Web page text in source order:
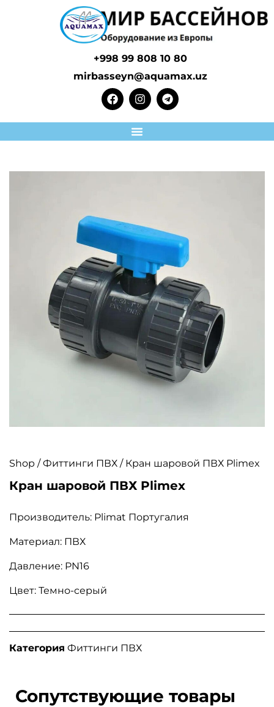
+998 99 808 10 80
mirbasseyn@aquamax.uz
Shop /Фиттинги ПВХ / Кран шаровой ПВХ Plimex
Кран шаровой ПВХ Plimex
Производитель: Plimat Португалия
Материал: ПВХ
Давление: PN16
Цвет: Темно-серый
Категория Фиттинги ПВХ
Сопутствующие товары